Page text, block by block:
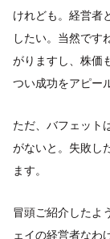
けれども。経営者
したい。当然です
がりますし、株価
つい成功をアピー
ただ、バフェット
がないと。失敗し
ます。
冒頭ご紹介したよ
ェイの経営者なわ